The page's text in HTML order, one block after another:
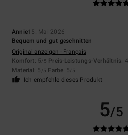
Annie15. Mai 2026
Bequem und gut geschnitten
Original anzeigen - Français
Komfort: 5/5 Preis-Leistungs-Verhältnis: 4
Material: 5 /5 Farbe: 5/5
Ich empfehle dieses Produkt
5/5